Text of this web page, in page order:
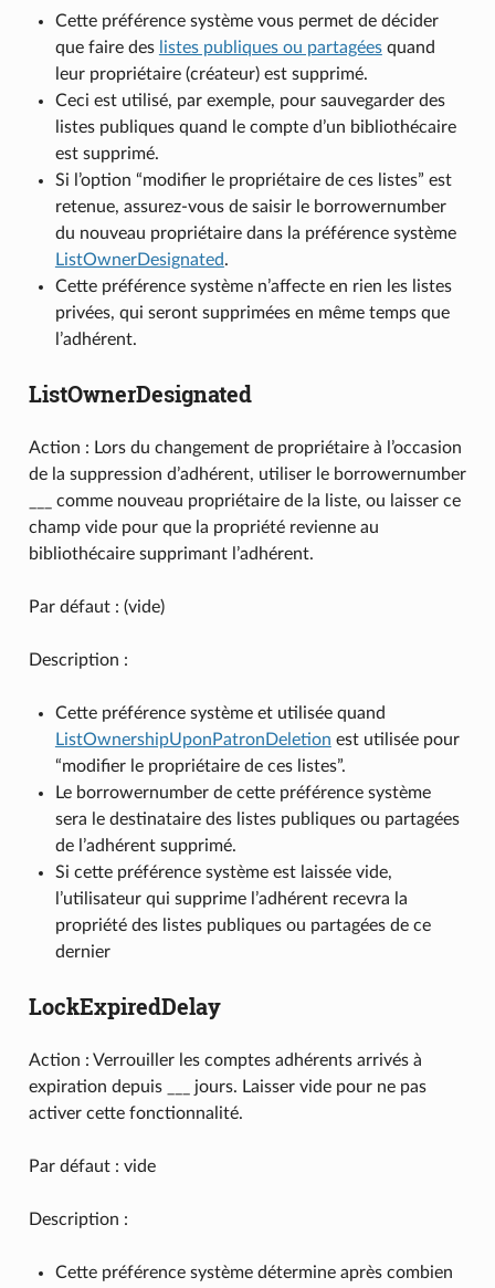
Cette préférence système vous permet de décider
que faire des listes publiques ou partagéesquand
leur propriétaire (créateur) est supprimé.
Ceci est utilisé, par exemple, pour sauvegarder des
listes publiques quand le compte d’un bibliothécaire
est supprimé.
Si l’option “modifier le propriétaire de ces listes” est
retenue, assurez-vous de saisir le borrowernumber
du nouveau propriétaire dans la préférence système
ListOwnerDesignated.
Cette préférence système n’affecte en rien les listes
privées, qui seront supprimées en même temps que
l’adhérent.
ListOwnerDesignated
Action : Lors du changement de propriétaire à l’occasion
de la suppression d’adhérent, utiliser le borrowernumber
___ comme nouveau propriétaire de la liste, ou laisser ce
champ vide pour que la propriété revienne au
bibliothécaire supprimant l’adhérent.
Par défaut : (vide)
Description :
Cette préférence système et utilisée quand
ListOwnershipUponPatronDeletion est utilisée pour
“modifier le propriétaire de ces listes”.
Le borrowernumber de cette préférence système
sera le destinataire des listes publiques ou partagées
de l’adhérent supprimé.
Si cette préférence système est laissée vide,
l’utilisateur qui supprime l’adhérent recevra la
propriété des listes publiques ou partagées de ce
dernier
LockExpiredDelay
Action : Verrouiller les comptes adhérents arrivés à
expiration depuis ___ jours. Laisser vide pour ne pas
activer cette fonctionnalité.
Par défaut : vide
Description :
Cette préférence système détermine après combien